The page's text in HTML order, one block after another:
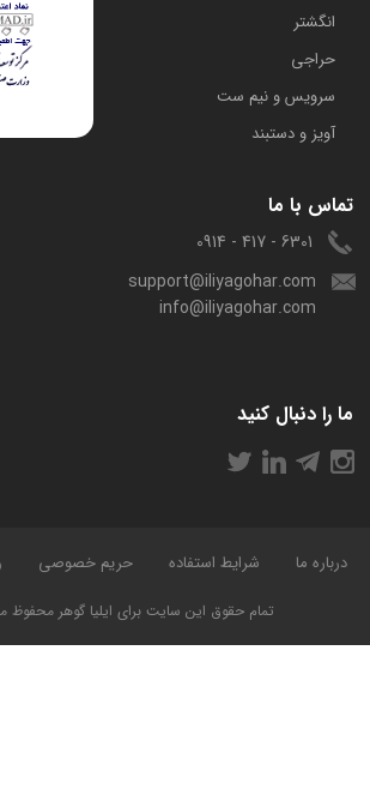
تمام حقوق این سایت برای ایلیا گوهر محفوظ
درباره ما شرایط استفاده حریم خصوصی
انگشتر
حراجی
سرویس و نیم ست
آویز و دستبند
تماس با ما
6301 - 417 - 0914
support@iliyagohar.com
info@iliyagohar.com
ما را دنبال کنید